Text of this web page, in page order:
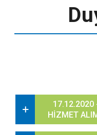
17.12.2020
HİZMET